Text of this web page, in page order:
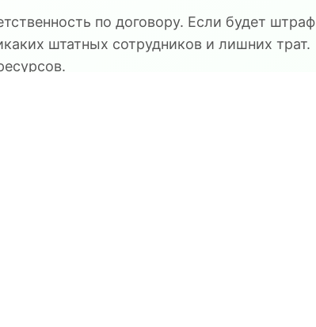
по договору. Если будет штраф
штатных сотрудников и лишних трат.